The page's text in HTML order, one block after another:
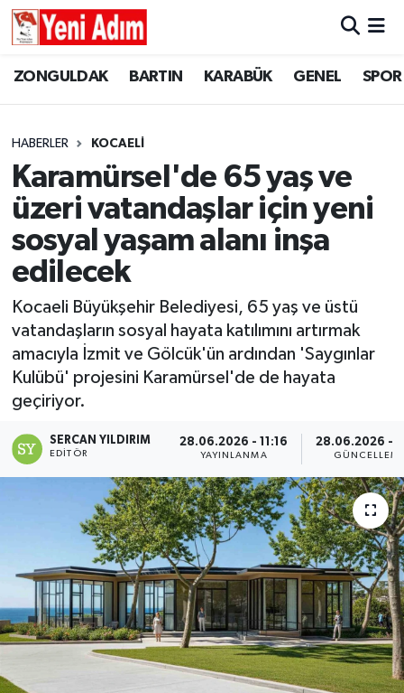
ZONGULDAK BARTIN KARABÜK GENEL SPOR
HABERLER KOCAELİ
Karamürsel'de 65 yaş ve
üzeri vatandaşlar için yeni
sosyal yaşam alanı inşa
edilecek
Kocaeli Büyükşehir Belediyesi, 65 yaş ve üstü
vatandaşların sosyal hayata katılımını artırmak
amacıyla İzmit ve Gölcük'ün ardından 'Saygınlar
Kulübü' projesini Karamürsel'de de hayata
geçiriyor.
SERCAN YILDIRIM
EDITÖR
28.06.2026 - 11:16
YAYINLANMA
28.06.2026 -
ZONGULDAK
GÜNCEL
SİYASET
RESMİ İLAN
ZONGULDAK
GENEL
SPOR
SİYASET
SAĞLIK
GÜNCEL
RESMİ İLAN
Zonguldak Hava Durumu
Tüm Manşetler
Son Dakika Haberleri
Haber Arşivi